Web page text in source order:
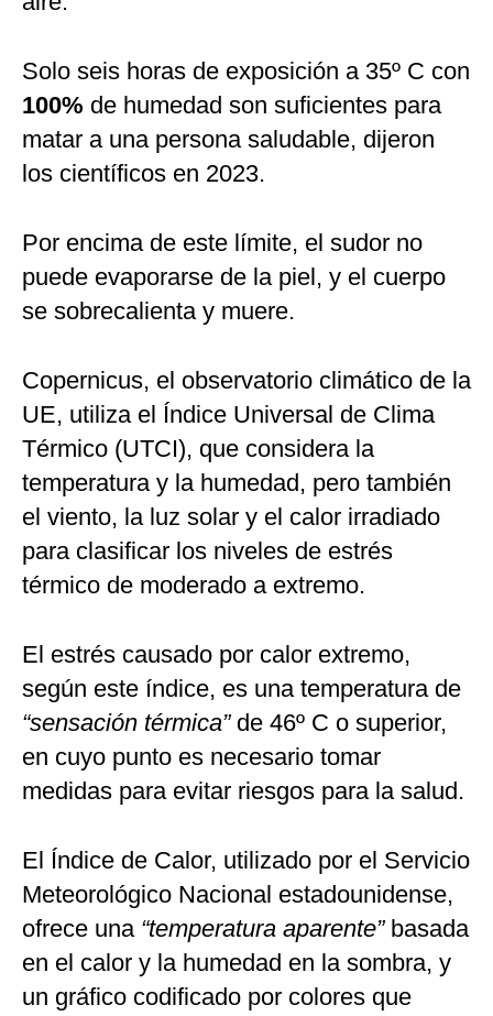
Solo seis horas de exposición a 35º C con
100% de humedad son suficientes para
matar a una persona saludable, dijeron
los científicos en 2023.
Por encima de este límite, el sudor no
puede evaporarse de la piel, y el cuerpo
se sobrecalienta y muere.
Copernicus, el observatorio climático de la
UE, utiliza el Índice Universal de Clima
Térmico (UTCI), que considera la
temperatura y la humedad, pero también
el viento, la luz solar y el calor irradiado
para clasificar los niveles de estrés
térmico de moderado a extremo.
El estrés causado por calor extremo,
según este índice, es una temperatura de
“sensación térmica” de 46º C o superior,
en cuyo punto es necesario tomar
medidas para evitar riesgos para la salud.
El Índice de Calor, utilizado por el Servicio
Meteorológico Nacional estadounidense,
ofrece una “temperatura aparente”basada
en el calor y la humedad en la sombra, y
un gráfico codificado por colores que